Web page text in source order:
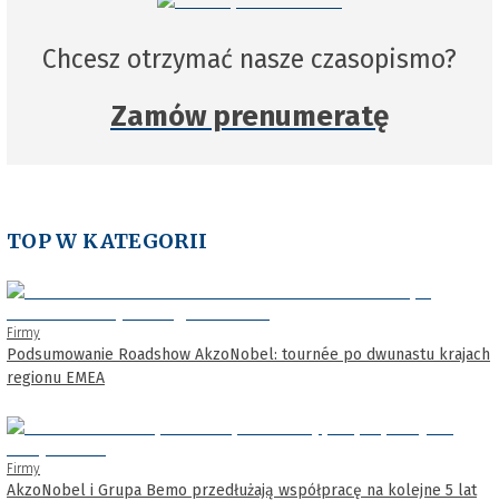
Chcesz otrzymać nasze czasopismo?
Zamów prenumeratę
TOP W KATEGORII
Firmy
Podsumowanie Roadshow AkzoNobel: tournée po dwunastu krajach
regionu EMEA
Firmy
AkzoNobel i Grupa Bemo przedłużają współpracę na kolejne 5 lat